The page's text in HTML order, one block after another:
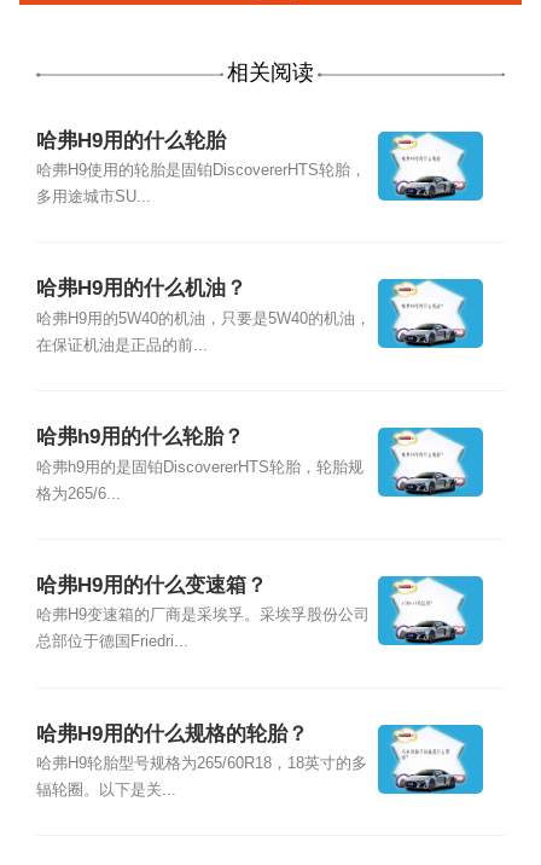
相关阅读
哈弗H9用的什么轮胎
哈弗H9使用的轮胎是固铂DiscovererHTS轮胎，
多用途城市SU...
哈弗H9用的什么机油？
哈弗H9用的5W40的机油，只要是5W40的机油，
在保证机油是正品的前...
哈弗h9用的什么轮胎？
哈弗h9用的是固铂DiscovererHTS轮胎，轮胎规
格为265/6...
哈弗H9用的什么变速箱？
哈弗H9变速箱的厂商是采埃孚。采埃孚股份公司
总部位于德国Friedri...
哈弗H9用的什么规格的轮胎？
哈弗H9轮胎型号规格为265/60R18，18英寸的多
辐轮圈。以下是关...